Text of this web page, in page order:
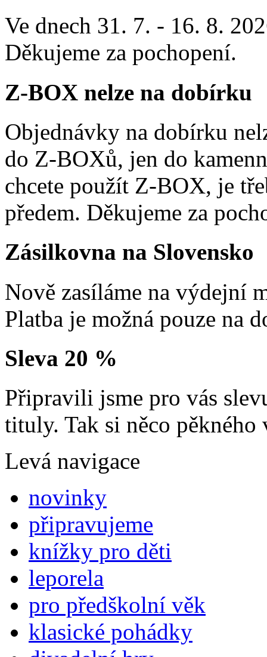
Ve dnech 31. 7. - 16. 8.
Děkujeme za pochopení.
Z-BOX nelze na dobírku
Objednávky na dobírku
do Z-BOXů, jen do
chcete použít Z-BOX, je
předem. Děkujeme za
Zásilkovna na Slovensko
Nově zasíláme na výdejní
Platba je možná pouze na
Sleva 20 %
Připravili jsme pro vás
tituly. Tak si něco pěkného
Levá navigace
novinky
připravujeme
knížky pro děti
leporela
pro předškolní věk
klasické pohádky